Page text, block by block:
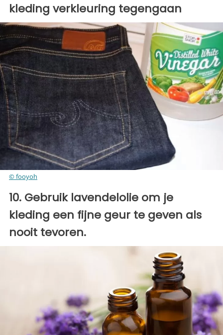
kleding verkleuring tegengaan
© fooyoh
10. Gebruik lavendelolie om je
kleding een fijne geur te geven als
nooit tevoren.